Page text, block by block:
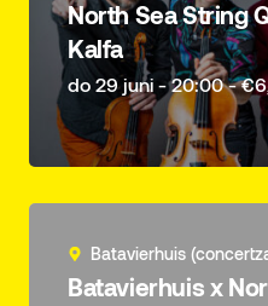
North Sea String
Kalfa
do 29 juni - 20:00 -
Batavierhuis
Batavierhuis x